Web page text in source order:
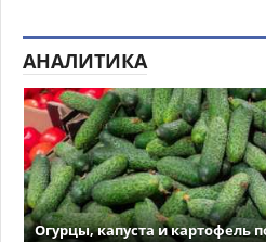
АНАЛИТИКА
Огурцы, капуста и картофель